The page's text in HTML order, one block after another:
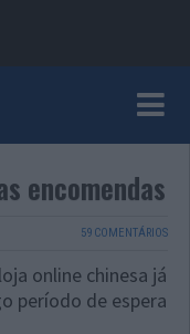
encomendas
59 COMENTÁRIOS
online chinesa já
período de espera